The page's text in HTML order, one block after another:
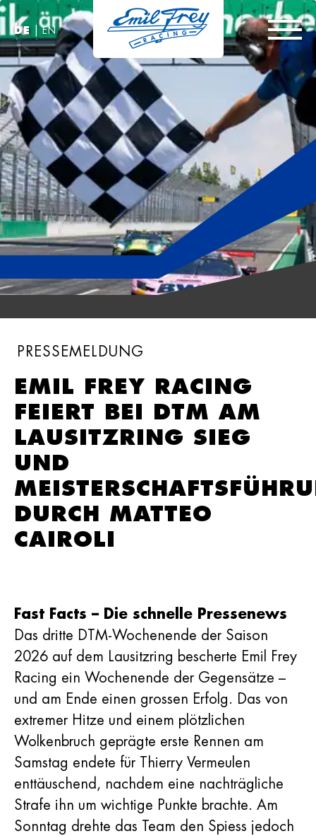
DE | EN
PRESSE­MELDUNG
EMIL FREY RACING
FEIERT BEI DTM AM
LAUSITZRING SIEG
UND
DURCH MATTEO
CAIROLI
Fast Facts – Die schnelle Pressenews
Das dritte DTM-Wochenende der Saison
2026 auf dem Lausitzring bescherte Emil Frey
Racing ein Wochenende der Gegensätze –
und am Ende einen grossen Erfolg. Das von
extremer Hitze und einem plötzlichen
Wolkenbruch geprägte erste Rennen am
Samstag endete für Thierry Vermeulen
enttäuschend, nachdem eine nachträgliche
Strafe ihn um wichtige Punkte brachte. Am
Sonntag drehte das Team den Spiess jedoch